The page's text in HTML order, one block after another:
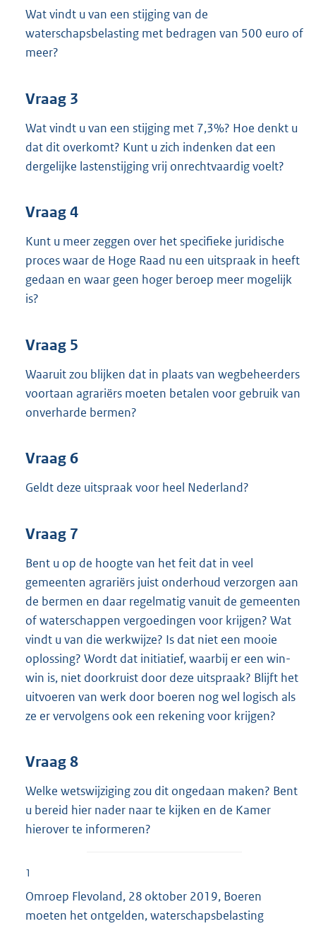
Wat vindt u van een stijging van de
waterschapsbelasting met bedragen van 500 euro of
meer?
Vraag 3
Wat vindt u van een stijging met 7,3%? Hoe denkt u
dat dit overkomt? Kunt u zich indenken dat een
dergelijke lastenstijging vrij onrechtvaardig voelt?
Vraag 4
Kunt u meer zeggen over het specifieke juridische
proces waar de Hoge Raad nu een uitspraak in heeft
gedaan en waar geen hoger beroep meer mogelijk
is?
Vraag 5
Waaruit zou blijken dat in plaats van wegbeheerders
voortaan agrariërs moeten betalen voor gebruik van
onverharde bermen?
Vraag 6
Geldt deze uitspraak voor heel Nederland?
Vraag 7
Bent u op de hoogte van het feit dat in veel
gemeenten agrariërs juist onderhoud verzorgen aan
de bermen en daar regelmatig vanuit de gemeenten
of waterschappen vergoedingen voor krijgen? Wat
vindt u van die werkwijze? Is dat niet een mooie
oplossing? Wordt dat initiatief, waarbij er een win-
win is, niet doorkruist door deze uitspraak? Blijft het
uitvoeren van werk door boeren nog wel logisch als
ze er vervolgens ook een rekening voor krijgen?
Vraag 8
Welke wetswijziging zou dit ongedaan maken? Bent
u bereid hier nader naar te kijken en de Kamer
hierover te informeren?
1
Omroep Flevoland, 28 oktober 2019, Boeren
moeten het ontgelden, waterschapsbelasting